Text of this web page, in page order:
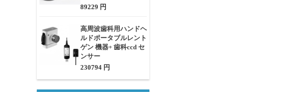
89229 円
高周波歯科用ハンドヘ
ルドポータブルレント
ゲン 機器+ 歯科ccd セ
ンサー
230794 円